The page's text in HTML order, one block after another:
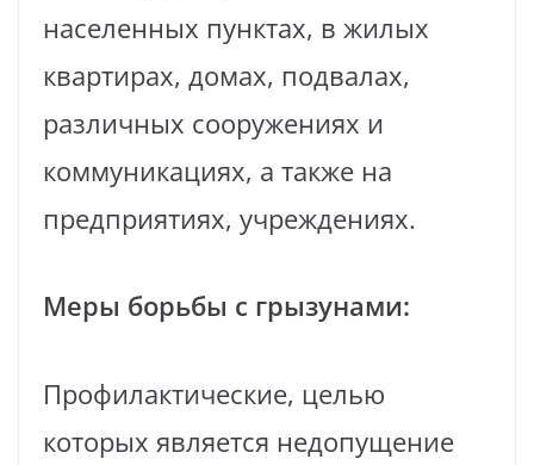
населенных пунктах, в жилых
квартирах, домах, подвалах,
различных сооружениях и
коммуникациях, а также на
предприятиях, учреждениях.
Меры борьбы с грызунами:
Профилактические, целью
которых является недопущение